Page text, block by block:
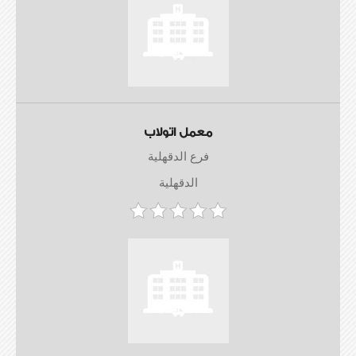
معمل اتولاب
فرع الدقهلية
الدقهلية